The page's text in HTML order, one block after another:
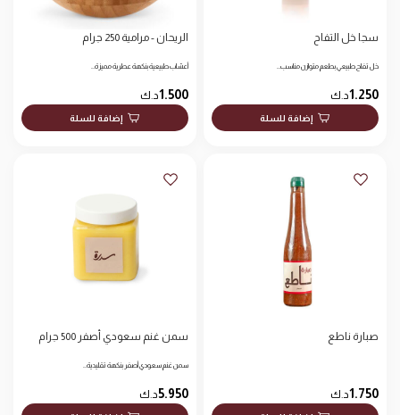
سجا خل التفاح
خل تفاح طبيعي بطعم متوازن مناسب…
1.250د.ك
إضافة للسلة
الريحان - مرامية 250 جرام
أعشاب طبيعية بنكهة عطرية مميزة…
1.500د.ك
إضافة للسلة
صبارة ناطع
1.750د.ك
سمن غنم سعودي أصفر 500 جرام
سمن غنم سعودي أصفر بنكهة تقليدية…
5.950د.ك